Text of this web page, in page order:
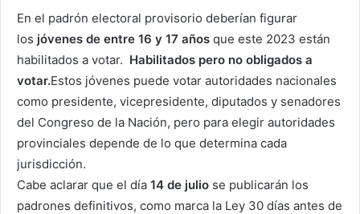
En el padrón electoral provisorio deberían figurar
los jóvenes de entre 16 y 17 años que este 2023 están
habilitados a votar. Habilitados pero no obligados a
votar.Estos jóvenes puede votar autoridades nacionales
como presidente, vicepresidente, diputados y senadores
del Congreso de la Nación, pero para elegir autoridades
provinciales depende de lo que determina cada
jurisdicción.
Cabe aclarar que el día 14 de julio se publicarán los
padrones definitivos, como marca la Ley 30 días antes de